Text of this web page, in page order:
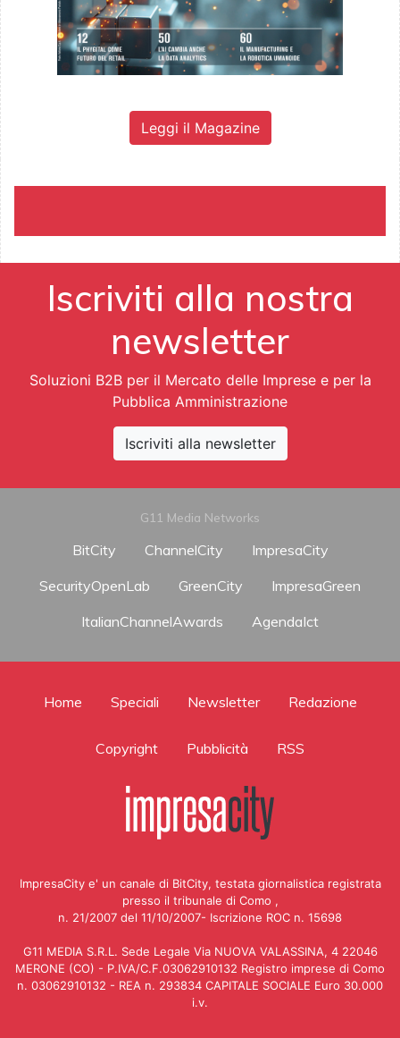
Leggi il Magazine
Iscriviti alla nostra
newsletter
Soluzioni B2B per il Mercato delle Imprese e per la
Pubblica Amministrazione
Iscriviti alla newsletter
G11 Media Networks
BitCity ChannelCity
ImpresaCity
SecurityOpenLab
GreenCity
ImpresaGreen
ItalianChannelAwards
AgendaIct
Home Speciali Newsletter Redazione
Copyright Pubblicità RSS
ImpresaCity e' un canale di BitCity, testata giornalistica registrata
presso il tribunale di Como ,
n. 21/2007 del 11/10/2007- Iscrizione ROC n. 15698
G11 MEDIA S.R.L. Sede Legale Via NUOVA VALASSINA, 4 22046
MERONE (CO) - P.IVA/C.F.03062910132 Registro imprese di Como
n. 03062910132 - REA n. 293834 CAPITALE SOCIALE Euro 30.000
i.v.